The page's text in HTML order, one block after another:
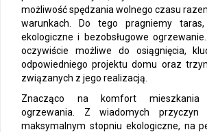
możliwość spędzania wolnego czasu
warunkach. Do tego pragniemy
ekologiczne i bezobsługowe
oczywiście możliwe do osiągnięcia,
odpowiedniego projektu domu oraz
związanych z jego realizacją.
Znacząco na komfort mieszkania
ogrzewania. Z wiadomych
maksymalnym stopniu ekologiczne, na